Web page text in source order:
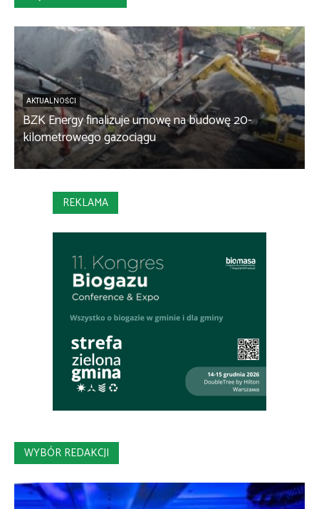
AKTUALNOŚCI
BZK Energy finalizuje umowę na budowę 20-
kilometrowego gazociągu
REKLAMA
WYBÓR REDAKCJI